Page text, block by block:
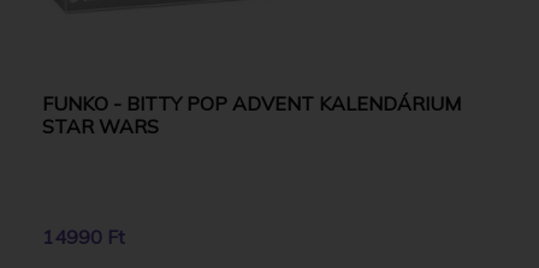
FUNKO - BITTY POP ADVENT KALENDÁRIUM
STAR WARS
14990 Ft